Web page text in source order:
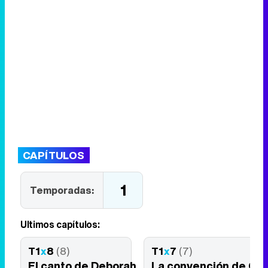
CAPÍTULOS
Temporadas: 1
Últimos capítulos:
T1x8 (8) T1x7 (7)